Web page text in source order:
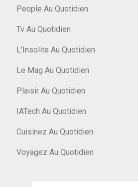
People Au Quotidien
Tv Au Quotidien
L'Insolite Au Quotidien
Le Mag Au Quotidien
Plaisir Au Quotidien
IATech Au Quotidien
Cuisinez Au Quotidien
Voyagez Au Quotidien